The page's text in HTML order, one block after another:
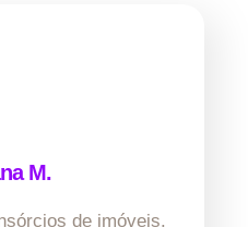
M.
de imóveis.